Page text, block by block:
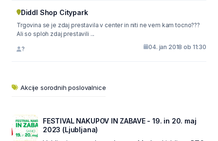
Diddl Shop Citypark
Trgovina se je zdaj prestavila v center in niti ne vem kam tocno???
Ali so sploh zdaj prestavili ...
? 04. jan 2018 ob 11:30
Akcije sorodnih poslovalnice
FESTIVAL NAKUPOV IN ZABAVE - 19. in 20. maj
2023 (Ljubljana)